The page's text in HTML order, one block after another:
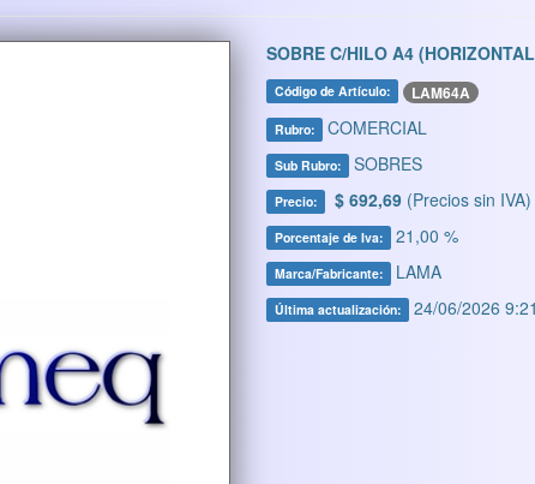
SOBRE C/HILO A4
Código de Artículo: LAM64A
Rubro: COMERCIAL
Sub Rubro: SOBRES
Precio: $ 692,69 (Precios sin IVA)
Porcentaje de Iva: 21,00 %
Marca/Fabricante: LAMA
Última actualización: 24/06/2026